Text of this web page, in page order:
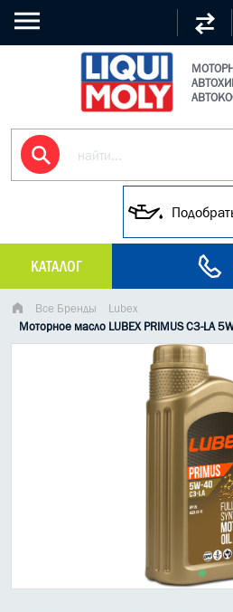
КАТАЛОГ
МАСЛО МОТОРНОЕ
ГРУЗОВЫЕ МАСЛА
ГИДРАВЛИЧЕСКИЕ МАСЛА
АНТИФРИЗЫ СПЕЦЖИДКОСТИ
Все Бренды
Lubex
Моторное масло LUBEX PRIMUS C3-LA